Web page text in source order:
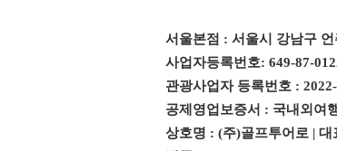
서울본점 : 서울시 강남구
사업자등록번호: 649-87-
관광사업자 등록번호 :
공제영업보증서 : 국내외여
상호명 : (주)골프투어로 |